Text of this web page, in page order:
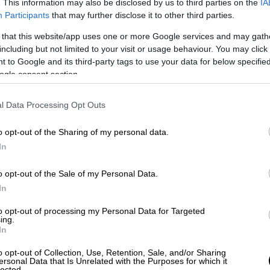
This information may also be disclosed by us to third parties on the
Participants that may further disclose it to other third parties.
that this website/app uses one or more Google services and may
but not limited to your visit or usage behaviour. You may
to Google and its third-party tags to use your data for below
consent section.
Data Processing Opt Outs
opt-out of the Sharing of my personal data.
opt-out of the Sale of my Personal Data.
opt-out of processing my Personal Data for Targeted
opt-out of Collection, Use, Retention, Sale, and/or Sharing
Data that Is Unrelated with the Purposes for which it
στον ιδιωτικό τομέα.
του ως άνω άρθρου είναι,
εργαζόμενοι με εξαρτημένη σχέση
ή ορισμένου χρόνου, φυσικοί, θετοί ή
από κορoνοϊό COVID-19 των τέκνων
πρωτοβάθμιας και
μέχρι και την Γ’ τάξη του Γυμνασίου,
σχολεία ή σχολικές μονάδες ειδικής
ορίου ηλικίας αυτών, καθώς και ατόμων
ηλικίας τους, είναι ωφελούμενοι σε
για άτομα με αναπηρία. Το παρόν
στον ευρύτερο δημόσιο τομέα,
β’ βαθμού και νομικά πρόσωπα αυτών,
πρόσωπα ιδιωτικού δικαίου εντός
επιχειρήσεων και οργανισμών.
παρέχουν την εργασία τους εξ